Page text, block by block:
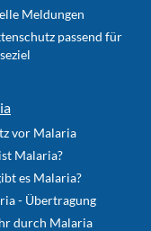
Meldungen
passend für
vor Malaria
Malaria?
es Malaria?
- Übertragung
durch Malaria